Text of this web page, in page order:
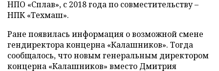
НПО «Сплав», с 2018 года по совместительству –
НПК «Техмаш».
Ране появилась информация о возможной смене
гендиректора концерна «Калашников». Тогда
сообщалось, что новым генеральным директором
концерна «Калашников» вместо Дмитрия